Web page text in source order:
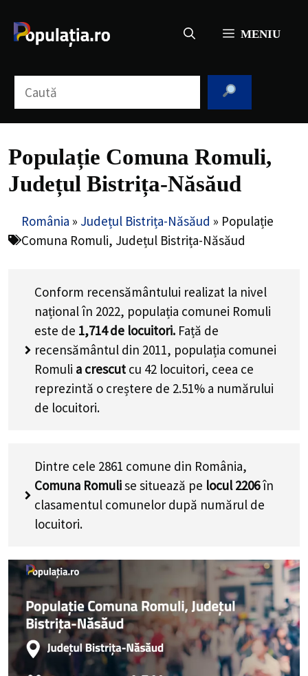
conținut
MENIU
Populație Comuna Romuli,
Județul Bistrița-Năsăud
România » Județul Bistrița-Năsăud » Populație
Comuna Romuli, Județul Bistrița-Năsăud
Conform recensământului realizat la nivel
național în 2022, populația comunei Romuli
este de 1,714de locuitori. Față de
recensământul din 2011, populația comunei
Romuli a crescut cu 42 locuitori, ceea ce
reprezintă o creștere de 2.51% a numărului
de locuitori.
Dintre cele 2861 comune din România,
Comuna Romulise situează pe locul 2206în
clasamentul comunelor după numărul de
locuitori.